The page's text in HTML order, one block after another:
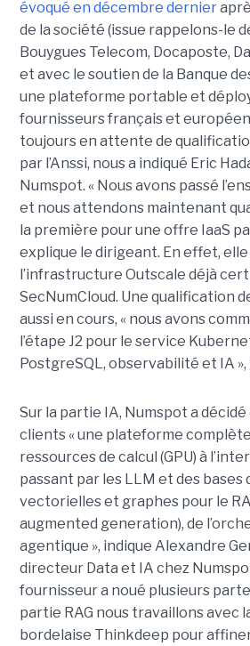
évoqué en décembre dernier
de la société (issue rappelons-le
Bouygues Telecom, Docaposte,
et avec le soutien de la Banque
une plateforme portable et
fournisseurs français et
toujours en attente de
par l’Anssi, nous a indiqué Eric
Numspot. « Nous avons passé
et nous attendons maintenant
la première pour une offre IaaS
explique le dirigeant. En effet, elle
l’infrastructure Outscale déjà
SecNumCloud. Une qualification
aussi en cours, « nous avons
l’étape J2 pour le service
PostgreSQL, observabilité et IA »,
Sur la partie IA, Numspot a
clients « une plateforme
ressources de calcul (GPU) à
passant par les LLM et des bases
vectorielles et graphes pour le
augmented generation), de
agentique », indique Alexandre
directeur Data et IA chez
fournisseur a noué plusieurs
partie RAG nous travaillons avec
bordelaise Thinkdeep pour